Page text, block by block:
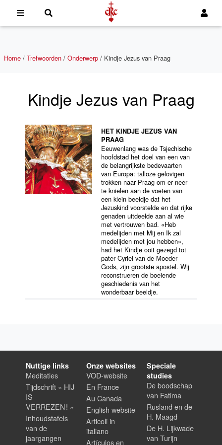
Home / Trefwoorden / Onderwerp / Kindje Jezus van Praag
Kindje Jezus van Praag
HET KINDJE JEZUS VAN
PRAAG
Eeuwenlang was de Tsjechische
hoofdstad het doel van een van
de belangrijkste bedevaarten
van Europa: talloze gelovigen
trokken naar Praag om er neer
te knielen aan de voeten van
een klein beeldje dat het
Jezuskind voorstelde en dat rijke
genaden uitdeelde aan al wie
met vertrouwen bad. «Heb
medelijden met Mij en Ik zal
medelijden met jou hebben»,
had het Kindje ooit gezegd tot
pater Cyriel van de Moeder
Gods, zijn grootste apostel. Wij
reconstrueren de boeiende
geschiedenis van het
wonderbaar beeldje.
Nuttige links
Meditaties
Tijdschrift « HIJ
IS
VERREZEN ! »
Inhoudstafels
van de
jaargangen
Onze websites
VOD-website
En France
Au Canada
English website
Articoli in
italiano
Artículos en
Speciale
studies
De boodschap
van Fatima
Rusland en de
H. Maagd
De H. Lijkwade
van Turijn